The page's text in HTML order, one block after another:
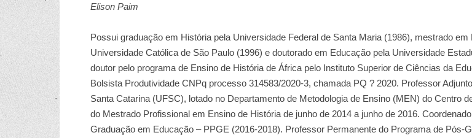
Elison Paim
Possui graduação em História pela Universidade Federal de Santa Maria (1986), mestrado
Universidade Católica de São Paulo (1996) e doutorado em Educação pela Universidade
doutor pelo programa de Ensino de História de África pelo Instituto Superior de Ciências da
Bolsista Produtividade CNPq processo 314583/2020-3, chamada PQ ? 2020. Professor
Santa Catarina (UFSC), lotado no Departamento de Metodologia de Ensino (MEN) do Centro
do Mestrado Profissional em Ensino de História de junho de 2014 a junho de 2016.
Graduação em Educação – PPGE (2016-2018). Professor Permanente do Programa de Pós-